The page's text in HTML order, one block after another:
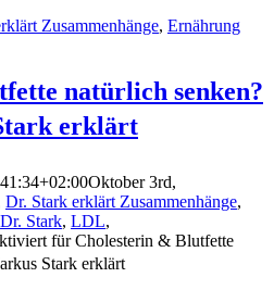
Zusammenhänge, Ernährung
natürlich senken?
erklärt
Oktober 3rd,
Dr. Stark erklärt Zusammenhänge,
Dr. Stark, LDL,
für Cholesterin & Blutfette
Stark erklärt